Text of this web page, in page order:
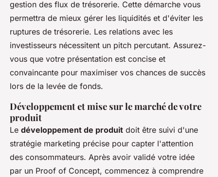
gestion des flux de trésorerie. Cette démarche vous
permettra de mieux gérer les liquidités et d'éviter les
ruptures de trésorerie. Les relations avec les
investisseurs nécessitent un pitch percutant. Assurez-
vous que votre présentation est concise et
convaincante pour maximiser vos chances de succès
lors de la levée de fonds.
Développement et mise sur le marché de votre
produit
Le développement de produit doit être suivi d'une
stratégie marketing précise pour capter l'attention
des consommateurs. Après avoir validé votre idée
par un Proof of Concept, commencez à comprendre